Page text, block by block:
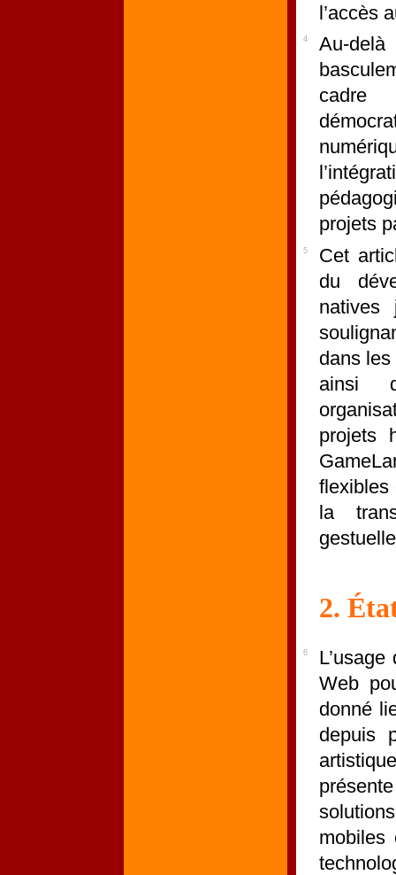
l’accès
4
Au-
cadre
projets
5
Cet
du
natives
dans
ainsi
projets
flexibles
la
2.
6
Web
donné
depuis
mobiles